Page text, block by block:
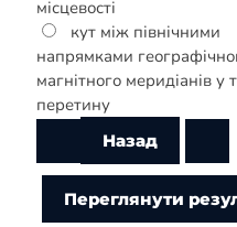
місцевості
кут між північними
напрямками
магнітного меридіанів у
перетину